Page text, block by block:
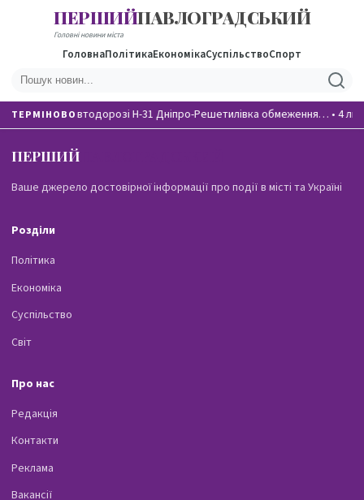
ПЕРШИЙПАВЛОГРАДСЬКИЙ
Головні новини міста
ГоловнаПолітикаЕкономікаСуспільствоСпорт
ТЕРМІНОВОНа автодорозі Н-31 Дніпро-Решетилівка обмеження… • 4
ПЕРШИЙ
Ваше джерело достовірної інформації про події в місті та Україні
Розділи
Політика
Економіка
Суспільство
Світ
Про нас
Редакція
Контакти
Реклама
Вакансії